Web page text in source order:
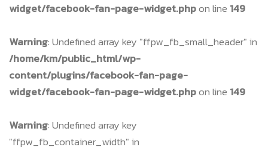
widget/facebook-fan-page-widget.phpon line 149
Warning: Undefined array key "ffpw_fb_small_header" in
/home/km/public_html/wp-
content/plugins/facebook-fan-page-
widget/facebook-fan-page-widget.phpon line 149
Warning: Undefined array key
"ffpw_fb_container_width" in